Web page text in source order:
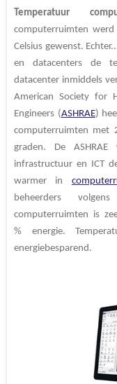
Temperatuur
computerruimten
Celsius gewenst.
en datacenters de
datacenter inmiddels
American Society for
Engineers (ASHRAE)
computerruimten met
graden. De
infrastructuur en ICT
warmer in
beheerders
computerruimten is
% energie.
energiebesparend.